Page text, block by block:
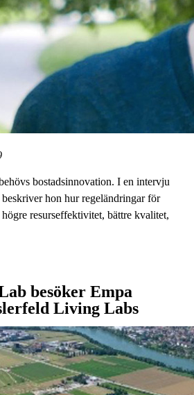
bostadsinnovation. I en intervju
hon hur regeländringar för
resurseffektivitet, bättre kvalitet,
besöker Empa
Living Labs